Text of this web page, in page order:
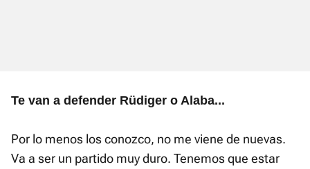
Te van a defender Rüdiger o Alaba...
Por lo menos los conozco, no me viene de nuevas.
Va a ser un partido muy duro. Tenemos que estar